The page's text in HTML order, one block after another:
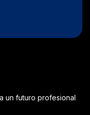
un futuro profesional